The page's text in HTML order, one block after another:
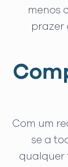
menos
prazer
Com um
se a
qualquer